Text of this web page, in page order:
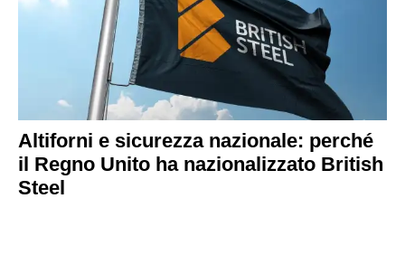
Altiforni e sicurezza nazionale: perché
il Regno Unito ha nazionalizzato British
Steel